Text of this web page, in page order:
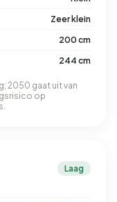
Zeer klein
200 cm
244 cm
2050 gaat uit van
op
Laag